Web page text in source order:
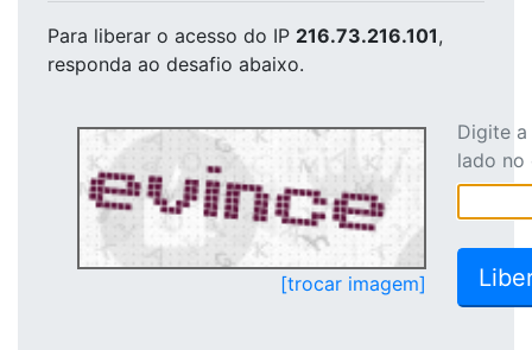
Para liberar o acesso do IP 216.73.216.101,
responda ao desafio abaixo.
[trocar imagem]
Digite
lado no